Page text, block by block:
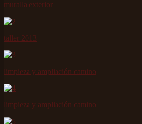
muralla exterior
taller 2013
limpieza y ampliación camino
limpieza y ampliación camino